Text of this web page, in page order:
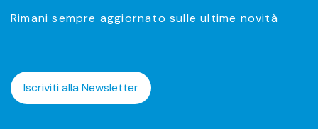
Rimani sempre aggiornato sulle ultime novità
Iscriviti alla Newsletter